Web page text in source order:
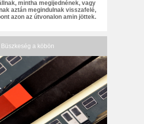
mintha megijednének, vagy
aztán megindulnak visszafelé,
azon az útvonalon amin jöttek.
a köbön